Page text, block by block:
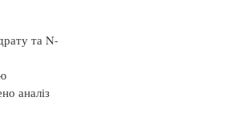
та N-
аналіз